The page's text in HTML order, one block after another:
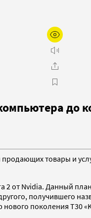
до
товары и
2 от Nvidia. Данный
получившего
поколения T30